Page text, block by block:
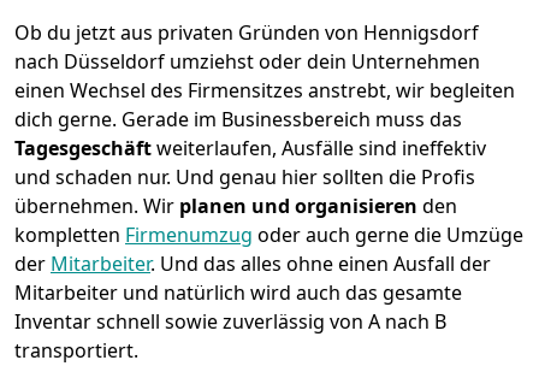
Ob du jetzt aus privaten Gründen von Hennigsdorf
nach Düsseldorf umziehst oder dein Unternehmen
einen Wechsel des Firmensitzes anstrebt, wir begleiten
dich gerne. Gerade im Businessbereich muss das
Tagesgeschäftweiterlaufen, Ausfälle sind ineffektiv
und schaden nur. Und genau hier sollten die Profis
übernehmen. Wir planen und organisieren den
kompletten Firmenumzug oder auch gerne die Umzüge
der Mitarbeiter. Und das alles ohne einen Ausfall der
Mitarbeiter und natürlich wird auch das gesamte
Inventar schnell sowie zuverlässig von A nach B
transportiert.